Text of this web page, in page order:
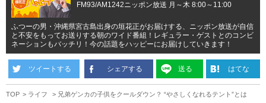
FM93/AM1242ニッポン放送 月～木 8:00～11:00
ふつーの男・沖縄県宮古島出身の垣花正がお届けする、ニッポン放送が自信
と不安をもってお送りする朝のワイド番組！レギュラー・ゲストとのコンビ
ネーションもバッチリ！今の話題をハッピーにお届けしていきます！
ツイートする シェアする 送る はてな
TOP ライフ 兄弟ゲンカの子供をクールダウン？ “やさしくなれるテント”とは